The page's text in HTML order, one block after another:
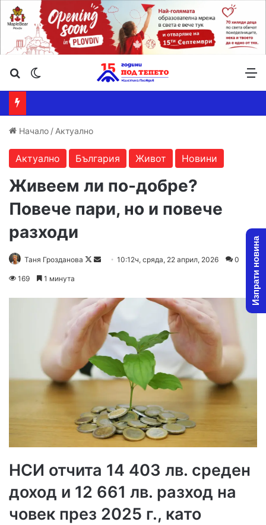
Търсене ...
Начало / Актуално
Актуално България Живот Новини
Живеем ли по-добре?
Повече пари, но и повече
разходи
Таня Грозданова
Follow
Send10:12ч, сряда, 22 април, 2026 0
169 1 минута
НСИ отчита 14 403 лв. среден
доход и 12 661 лв. разход на
човек през 2025 г., като
Изпрати новина